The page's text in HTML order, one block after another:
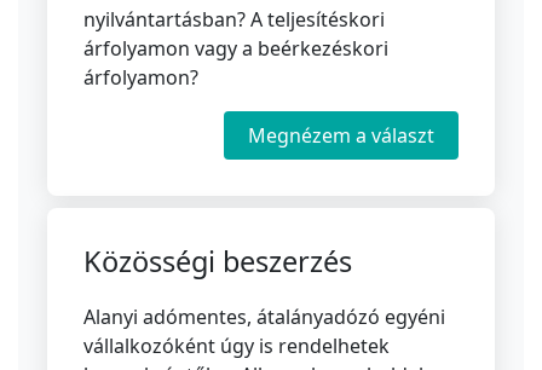
nyilvántartásban? A teljesítéskori
árfolyamon vagy a beérkezéskori
árfolyamon?
Megnézem a választ
Közösségi beszerzés
Alanyi adómentes, átalányadózó egyéni
vállalkozóként úgy is rendelhetek